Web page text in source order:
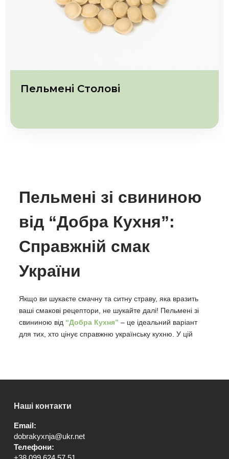
Пельмені Столові
Пельмені зі свининою
від “Добра Кухня”:
Справжній смак
України
Якщо ви шукаєте смачну та ситну страву, яка вразить
ваші смакові рецептори, не шукайте далі! Пельмені зі
свининою від “Добра Кухня” – це ідеальний варіант
для тих, хто цінує справжню українську кухню. У цій
Української кухні
Наші контакти
Email:
dobrakyxnja@ukr.net
Телефони: